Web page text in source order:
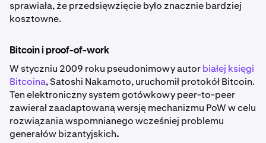
sprawiała, że przedsięwzięcie było znacznie bardziej
kosztowne.
Bitcoin i proof-of-work
W styczniu 2009 roku pseudonimowy autorbiałej księgi
Bitcoina, Satoshi Nakamoto, uruchomił protokół Bitcoin.
Ten elektroniczny system gotówkowy peer-to-peer
zawierał zaadaptowaną wersję mechanizmu PoW w celu
rozwiązania wspomnianego wcześniej problemu
generałów bizantyjskich.